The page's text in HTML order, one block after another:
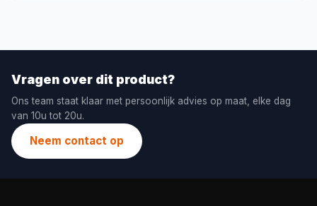
Vragen over dit product?
Ons team staat klaar met persoonlijk advies op maat, elke dag
van 10u tot 20u.
Neem contact op